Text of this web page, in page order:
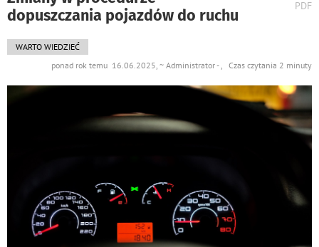
dopuszczania pojazdów do ruchu
PDF
WARTO WIEDZIEĆ
ponad rok temu 16.06.2025, ~ Administrator - , Czas czytania 2 minuty